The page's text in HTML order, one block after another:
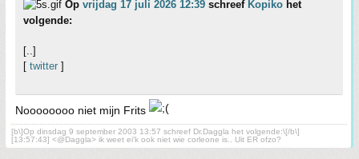
Op vrijdag 17 juli 2026 12:39 schreef Kopiko het
volgende:
[..]
[ twitter ]
Noooooooo niet mijn Frits
[b\]Op dinsdag 9 september 2003 13:57 schreef Dr.Daggla het volgende:\[/b\]
[13:57:43] <@Daggla> ik weet ei'k ook niet wie corleone is.. Uit ER ofzo?